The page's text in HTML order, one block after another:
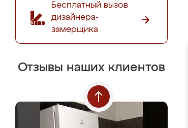
Бесплатный вызов
дизайнера-
замерщика
Отзывы наших клиентов